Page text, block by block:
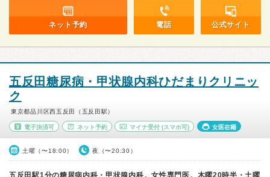
ネット予約 電話 公式サイト
五反田糖尿病・甲状腺内科ひだまりクリニッ
ク
東京都品川区西五反田（五反田駅）
電子決済可 ネット予約 マイナ受付 (スマホ可) 女医在籍
土曜（〜18:00） 夜（〜20:30）
五反田駅1分の糖尿病内科・甲状腺内科。女性専門医。木曜20時半・土曜